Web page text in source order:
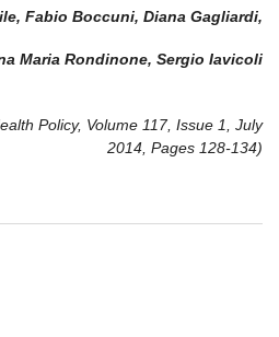
Fabio Boccuni, Diana Gagliardi,
Maria Rondinone, Sergio Iavicoli
Policy, Volume 117, Issue 1, July
2014, Pages 128-134)